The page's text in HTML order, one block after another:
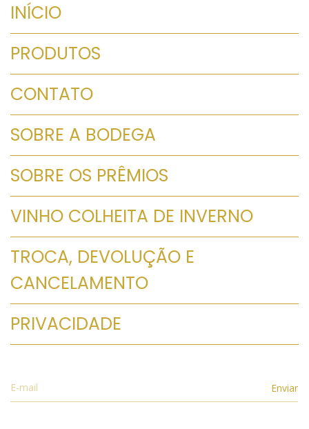
INÍCIO
PRODUTOS
CONTATO
SOBRE A BODEGA
SOBRE OS PRÊMIOS
VINHO COLHEITA DE INVERNO
TROCA, DEVOLUÇÃO E
CANCELAMENTO
PRIVACIDADE